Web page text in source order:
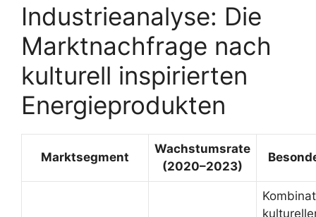
Industrieanalyse: Die
Marktnachfrage nach
kulturell inspirierten
Energieprodukten
Marktsegment
Wachstumsrate
(2020–2023)